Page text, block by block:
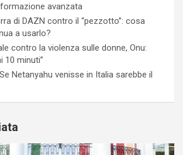
avanzata
di DAZN contro il “pezzotto”: cosa
a usarlo?
contro la violenza sulle donne, Onu:
10 minuti”
Netanyahu venisse in Italia sarebbe il